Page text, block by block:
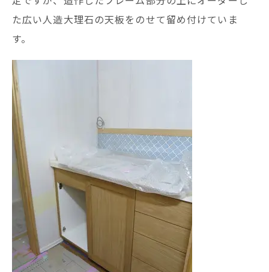
た広い人造大理石の天板をのせて留め付けていま
す。